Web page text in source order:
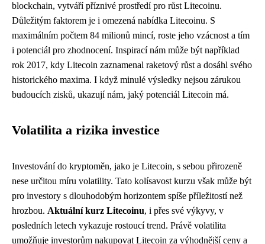
blockchain, vytváří příznivé prostředí pro růst Litecoinu.
Důležitým faktorem je i omezená nabídka Litecoinu. S
maximálním počtem 84 milionů mincí, roste jeho vzácnost a tím
i potenciál pro zhodnocení. Inspirací nám může být například
rok 2017, kdy Litecoin zaznamenal raketový růst a dosáhl svého
historického maxima. I když minulé výsledky nejsou zárukou
budoucích zisků, ukazují nám, jaký potenciál Litecoin má.
Volatilita a rizika investice
Investování do kryptoměn, jako je Litecoin, s sebou přirozeně
nese určitou míru volatility. Tato kolísavost kurzu však může být
pro investory s dlouhodobým horizontem spíše příležitostí než
hrozbou. Aktuální kurz Litecoinu, i přes své výkyvy, v
posledních letech vykazuje rostoucí trend. Právě volatilita
umožňuje investorům nakupovat Litecoin za výhodnější ceny a